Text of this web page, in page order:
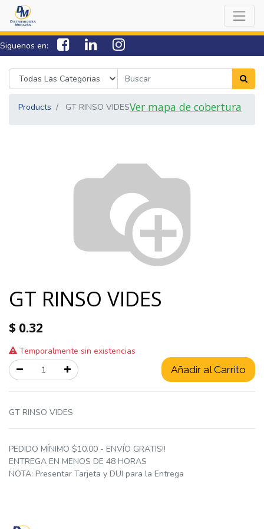
Siguenos en:
7538-0000 sac@lamorazan.com
Products GT RINSO VIDESVer mapa de cobertura
GT RINSO VIDES
$ 0.32
Temporalmente sin existencias
Añadir al Carrito
GT RINSO VIDES
PEDIDO MÍNIMO $10.00 - ENVÍO GRATIS!!
ENTREGA EN MENOS DE 48 HORAS
NOTA: Presentar Tarjeta y DUI para la Entrega